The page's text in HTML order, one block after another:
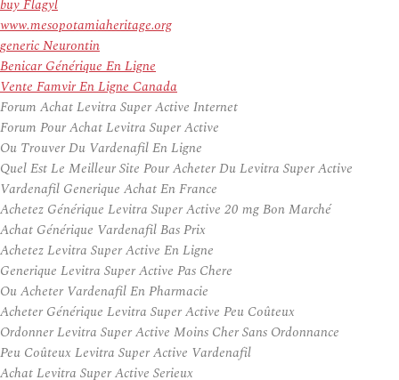
buy Flagyl
www.mesopotamiaheritage.org
generic Neurontin
Benicar Générique En Ligne
Vente Famvir En Ligne Canada
Forum Achat Levitra Super Active Internet
Forum Pour Achat Levitra Super Active
Ou Trouver Du Vardenafil En Ligne
Quel Est Le Meilleur Site Pour Acheter Du Levitra Super Active
Vardenafil Generique Achat En France
Achetez Générique Levitra Super Active 20 mg Bon Marché
Achat Générique Vardenafil Bas Prix
Achetez Levitra Super Active En Ligne
Generique Levitra Super Active Pas Chere
Ou Acheter Vardenafil En Pharmacie
Acheter Générique Levitra Super Active Peu Coûteux
Ordonner Levitra Super Active Moins Cher Sans Ordonnance
Peu Coûteux Levitra Super Active Vardenafil
Achat Levitra Super Active Serieux